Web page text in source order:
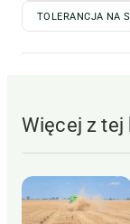
TOLERANCJA NA
Więcej z tej